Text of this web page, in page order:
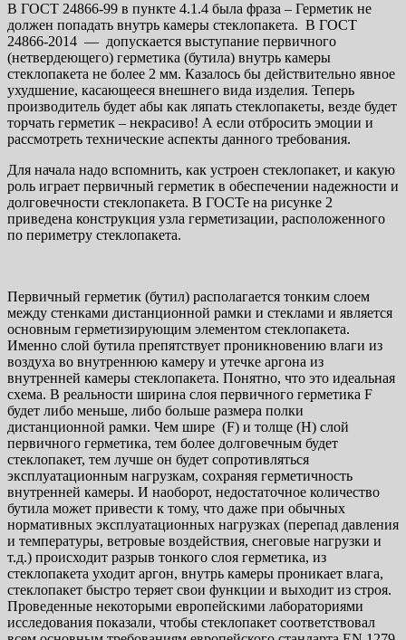
В ГОСТ 24866-99 в пункте 4.1.4 была фраза – Герметик не
должен попадать внутрь камеры стеклопакета. В ГОСТ
24866-2014 — допускается выступание первичного
(нетвердеющего) герметика (бутила) внутрь камеры
стеклопакета не более 2 мм. Казалось бы действительно явное
ухудшение, касающееся внешнего вида изделия. Теперь
производитель будет абы как ляпать стеклопакеты, везде будет
торчать герметик – некрасиво! А если отбросить эмоции и
рассмотреть технические аспекты данного требования.
Для начала надо вспомнить, как устроен стеклопакет, и какую
роль играет первичный герметик в обеспечении надежности и
долговечности стеклопакета. В ГОСТе на рисунке 2
приведена конструкция узла герметизации, расположенного
по периметру стеклопакета.
Первичный герметик (бутил) располагается тонким слоем
между стенками дистанционной рамки и стеклами и является
основным герметизирующим элементом стеклопакета.
Именно слой бутила препятствует проникновению влаги из
воздуха во внутреннюю камеру и утечке аргона из
внутренней камеры стеклопакета. Понятно, что это идеальная
схема. В реальности ширина слоя первичного герметика F
будет либо меньше, либо больше размера полки
дистанционной рамки. Чем шире (F) и толще (H) слой
первичного герметика, тем более долговечным будет
стеклопакет, тем лучше он будет сопротивляться
эксплуатационным нагрузкам, сохраняя герметичность
внутренней камеры. И наоборот, недостаточное количество
бутила может привести к тому, что даже при обычных
нормативных эксплуатационных нагрузках (перепад давления
и температуры, ветровые воздействия, снеговые нагрузки и
т.д.) происходит разрыв тонкого слоя герметика, из
стеклопакета уходит аргон, внутрь камеры проникает влага,
стеклопакет быстро теряет свои функции и выходит из строя.
Проведенные некоторыми европейскими лабораториями
исследования показали, чтобы стеклопакет соответствовал